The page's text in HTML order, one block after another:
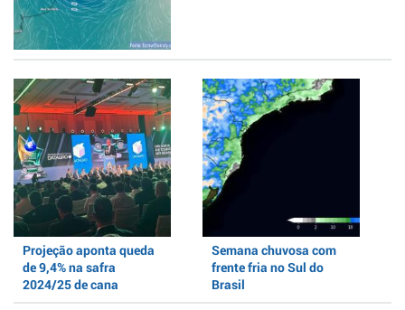
Projeção aponta queda
de 9,4% na safra
2024/25 de cana
Semana chuvosa com
frente fria no Sul do
Brasil